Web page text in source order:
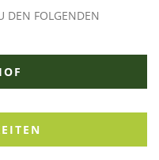
DEN FOLGENDEN